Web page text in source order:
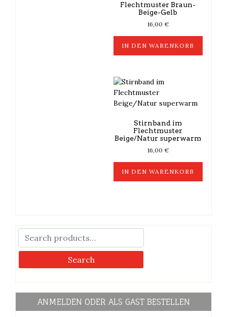
Flechtmuster Braun-
Beige-Gelb
16,00 €
IN DEN WARENKORB
Stirnband im
Flechtmuster
Beige/Natur superwarm
16,00 €
IN DEN WARENKORB
Search
ANMELDEN ODER ALS GAST BESTELLEN